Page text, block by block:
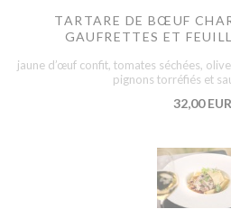
TARTARE DE BŒUF
GAUFRETTES ET
jaune d’œuf confit, tomates séchées,
pignons torréfiés et
32,00 EUR